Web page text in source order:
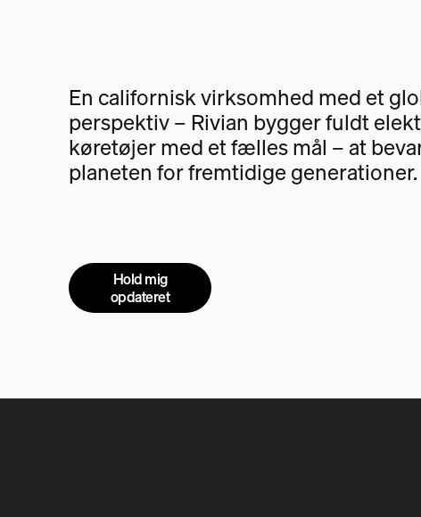
En californisk virksomhed med et
perspektiv – Rivian bygger fuldt
køretøjer med et fælles mål – at
planeten for fremtidige generationer.
Hold mig
opdateret